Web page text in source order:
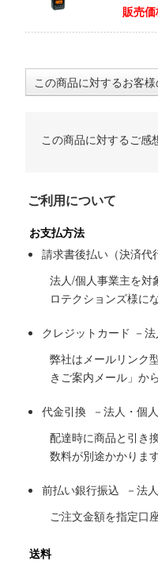
販売
この商品に対するお客
この商品に対するご感
ご利用について
お支払方法
請求書後払い（決済代
法人/個人事業主を対
ロテクションズ様に
クレジットカード －
弊社はメールリンク
きご案内メール」か
代金引換 －法人・個
配達時に商品と引き
数料が別途かかりま
前払い銀行振込 －法
ご注文金額を指定口
送料